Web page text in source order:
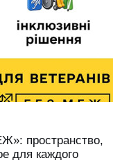
пространство,
для каждого